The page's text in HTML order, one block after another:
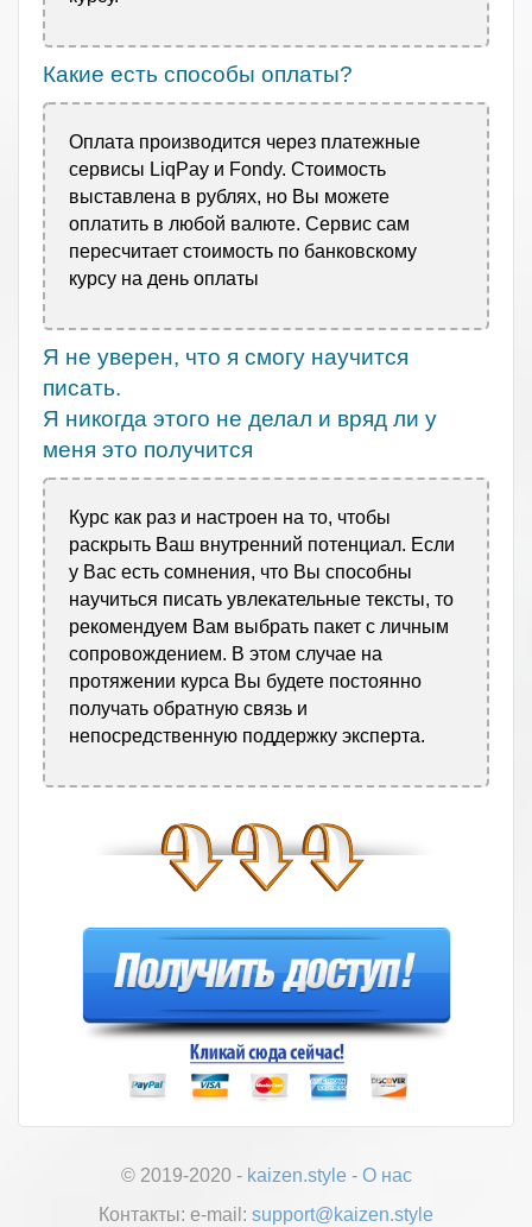
Какие есть способы оплаты?
Оплата производится через платежные
сервисы LiqPay и Fondy. Стоимость
выставлена в рублях, но Вы можете
оплатить в любой валюте. Сервис сам
пересчитает стоимость по банковскому
курсу на день оплаты
Я не уверен, что я смогу научится
писать.
Я никогда этого не делал и вряд ли у
меня это получится
Курс как раз и настроен на то, чтобы
раскрыть Ваш внутренний потенциал. Если
у Вас есть сомнения, что Вы способны
научиться писать увлекательные тексты, то
рекомендуем Вам выбрать пакет с личным
сопровождением. В этом случае на
протяжении курса Вы будете постоянно
получать обратную связь и
непосредственную поддержку эксперта.
© 2019-2020 - kaizen.style- О нас
Контакты: е-mail: support@kaizen.style